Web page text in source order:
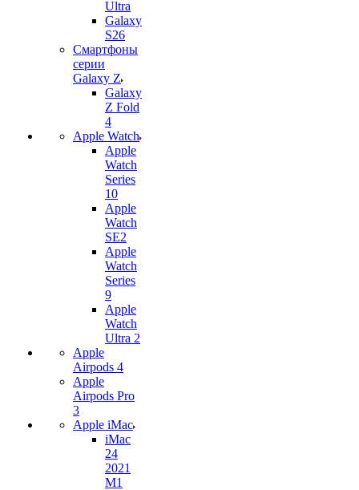
Ultra
Galaxy
S26
Смартфоны
серии
Galaxy Z
Galaxy
Z Fold
4
Apple Watch
Apple
Watch
Series
10
Apple
Watch
SE2
Apple
Watch
Series
9
Apple
Watch
Ultra 2
Apple
Airpods 4
Apple
Airpods Pro
3
Apple iMac
iMac
24
2021
M1